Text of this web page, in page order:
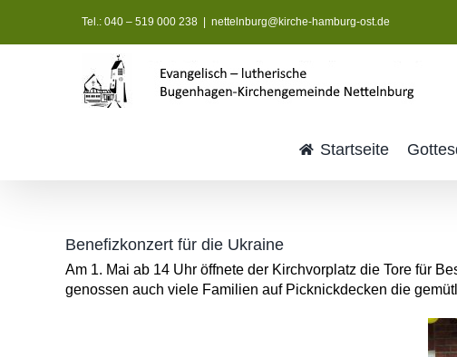
springen
Tel.: 040 – 519 000 238 nettelnburg@kirche-hamburg-ost.de
Startseite
Benefizkonzert für die Ukraine
Am 1. Mai ab 14 Uhr öffnete der Kirchvorplatz die Tore für
genossen auch viele Familien auf Picknickdecken die